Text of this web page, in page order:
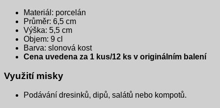
Materiál: porcelán
Průměr: 6,5 cm
Výška: 5,5 cm
Objem: 9 cl
Barva: slonová kost
Cena uvedena za 1 kus/12 ks v originálním balení
Využití misky
Podávání dresinků, dipů, salátů nebo kompotů.